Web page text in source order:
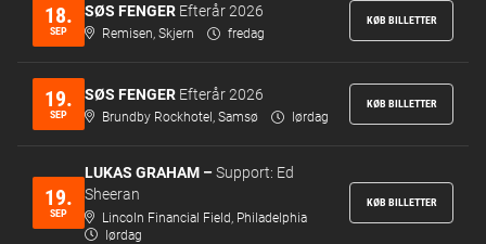
18.
SEP
SØS FENGER Efterår 2026
Remisen, Skjern fredag
KØB BILLETTER
19.
SEP
SØS FENGER Efterår 2026
Brundby Rockhotel, Samsø lørdag
KØB BILLETTER
19.
SEP
LUKAS GRAHAM – Support: Ed
Sheeran
Lincoln Financial Field, Philadelphia
lørdag
KØB BILLETTER